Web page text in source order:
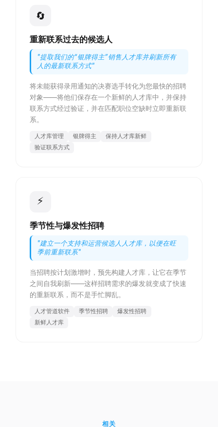
🔄
重新联系过去的候选人
"提取我们的“银牌得主”销售人才库并刷新所有
人的最新联系方式"
将未能获得录用通知的决赛选手转化为您最快的招聘
对象——将他们保存在一个新鲜的人才库中，并保持
联系方式经过验证，并在匹配职位空缺时立即重新联
系。
人才库管理 银牌得主
保持人才库新鲜
验证联系方式
⚡
季节性与爆发性招聘
"建立一个支持和运营候选人人才库，以便在旺
季前重新联系"
当招聘按计划激增时，预先构建人才库，让它在季节
之间自我刷新——这样招聘需求的爆发就变成了快速
的重新联系，而不是手忙脚乱。
人才管道软件 季节性招聘
爆发性招聘
新鲜人才库
相关